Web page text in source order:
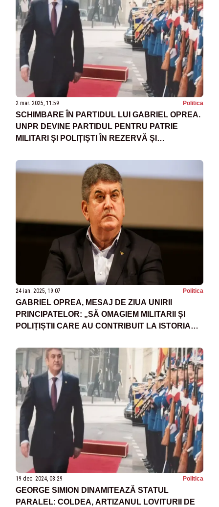
2 mar. 2025, 11:59 Politica
SCHIMBARE ÎN PARTIDUL LUI GABRIEL OPREA.
UNPR DEVINE PARTIDUL PENTRU PATRIE
MILITARI ȘI POLIȚIȘTI ÎN REZERVĂ ȘI
24 ian. 2025, 19:07 Politica
GABRIEL OPREA, MESAJ DE ZIUA UNIRII
PRINCIPATELOR: „SĂ OMAGIEM MILITARII ȘI
POLIȚIȘTII CARE AU CONTRIBUIT LA ISTORIA
19 dec. 2024, 08:29 Politica
GEORGE SIMION DINAMITEAZĂ STATUL
PARALEL: COLDEA, ARTIZANUL LOVITURII DE